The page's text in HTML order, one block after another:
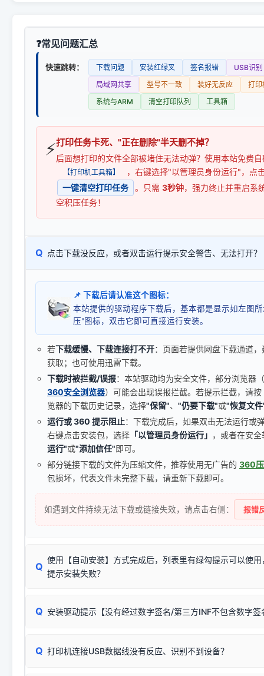
常见问题汇总
快速跳转： 下载问题 安装红绿叉 签名报错
USB识别
局域网共享
型号不一致 装好无反应
打印
系统与ARM
清空打印队列 工具箱
⚡打印任务卡死、"正在删除"半天删不掉？
后面想打印的文件全部被堵住无法动弹？使用本站免费
【打印机工具箱】
，右键选择"以管理员身份运行"，点
一键清空打印任务
。只需 3秒钟，强力终止并重启系
空积压任务！
Q 点击下载没反应，或者双击运行提示安全警告、无法打开？
📌 下载后请认准这个图标：
本站提供的驱动程序下载后，基本都是显示如左图
压"图标，双击它即可直接运行安装。
若下载缓慢、下载连接打不开：页面若提供网盘下载通道
获取；也可使用迅雷下载。
下载时被拦截/误报：本站驱动均为安全文件，部分浏览器
360安全浏览器）可能会出现误报拦截。若提示拦截，请按
览器的下载历史记录，选择"保留"、 "仍要下载"或"恢复文
运行或 360 提示阻止：下载完成后，如果双击无法运行或
右键点击安装包，选择 「以管理员身份运行」 ，或者在安
运行"或"添加信任"即可。
部分链接下载的文件为压缩文件，推荐使用无广告的 360
包损坏，代表文件未完整下载，请重新下载即可。
如遇到文件持续无法下载或链接失效，请点击右侧： 报错
Q
使用【自动安装】方式完成后，列表里有绿勾提示可以使
提示安装失败？
由于本站驱动包集成了32位和64位驱动，自动安装程序在运
✔ 可以使用了
：代表与您当
Q 安装驱动提示【没有经过数字签名/第三方INF不包含数字
往往会弹出此类提示。
Q 打印机连接USB数据线没有反应、识别不到设备？